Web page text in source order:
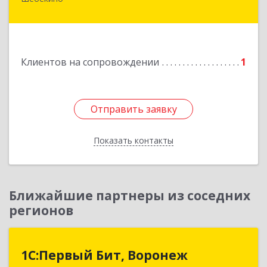
Клиентов на сопровождении 1
Отправить заявку
Показать контакты
Отправить заявку
Назад
Ближайшие партнеры из соседних
регионов
1С:Первый Бит, Воронеж
1С:Первый Бит, Воронеж